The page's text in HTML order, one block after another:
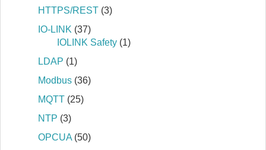
HTTPS/REST (3)
IO-LINK (37)
IOLINK Safety (1)
LDAP (1)
Modbus (36)
MQTT (25)
NTP (3)
OPCUA (50)